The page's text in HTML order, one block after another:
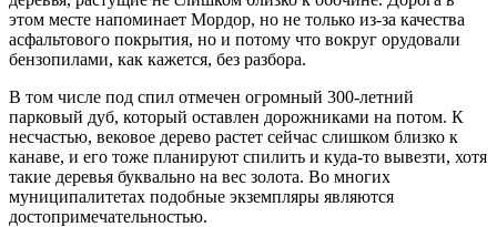
этом месте напоминает Мордор, но не только из-за качества
асфальтового покрытия, но и потому что вокруг орудовали
бензопилами, как кажется, без разбора.
В том числе под спил отмечен огромный 300-летний
парковый дуб, который оставлен дорожниками на потом. К
несчастью, вековое дерево растет сейчас слишком близко к
канаве, и его тоже планируют спилить и куда-то вывезти, хотя
такие деревья буквально на вес золота. Во многих
муниципалитетах подобные экземпляры являются
достопримечательностью.